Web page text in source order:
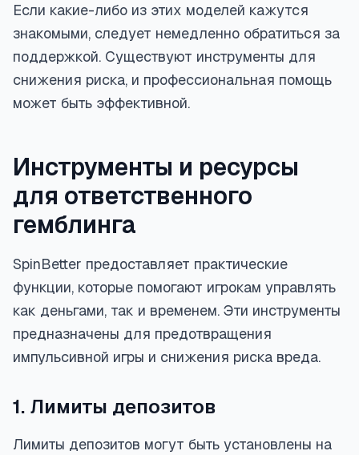
Если какие-либо из этих моделей кажутся
знакомыми, следует немедленно обратиться за
поддержкой. Существуют инструменты для
снижения риска, и профессиональная помощь
может быть эффективной.
Инструменты и ресурсы
для ответственного
гемблинга
SpinBetter предоставляет практические
функции, которые помогают игрокам управлять
как деньгами, так и временем. Эти инструменты
предназначены для предотвращения
импульсивной игры и снижения риска вреда.
1. Лимиты депозитов
Лимиты депозитов могут быть установлены на